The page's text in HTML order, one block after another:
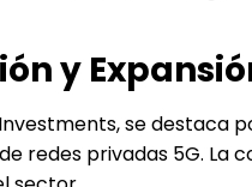
y
se destaca
redes privadas 5G. La